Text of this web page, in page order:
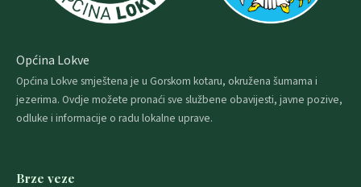
Općina Lokve
Općina Lokve smještena je u Gorskom kotaru, okružena šumama i
jezerima. Ovdje možete pronaći sve službene obavijesti, javne pozive,
odluke i informacije o radu lokalne uprave.
Brze veze